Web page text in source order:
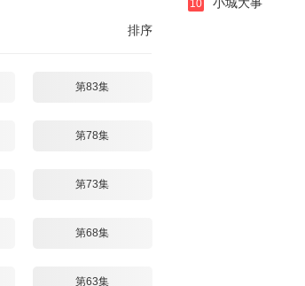
排序
第83集
第78集
第73集
第68集
第63集
10